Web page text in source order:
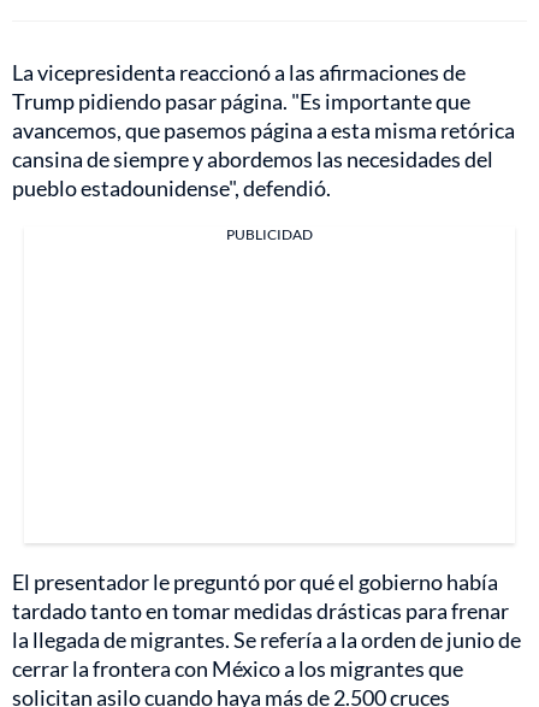
La vicepresidenta reaccionó a las afirmaciones de
Trump pidiendo pasar página. "Es importante que
avancemos, que pasemos página a esta misma retórica
cansina de siempre y abordemos las necesidades del
pueblo estadounidense", defendió.
PUBLICIDAD
El presentador le preguntó por qué el gobierno había
tardado tanto en tomar medidas drásticas para frenar
la llegada de migrantes. Se refería a la orden de junio de
cerrar la frontera con México a los migrantes que
solicitan asilo cuando haya más de 2.500 cruces